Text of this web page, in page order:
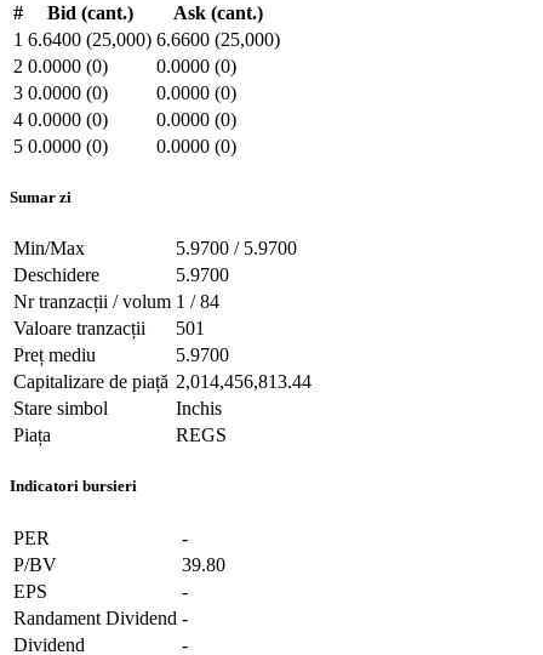
# Bid (cant.)
Ask (cant.)
1 6.6400 (25,000) 6.6600 (25,000)
2 0.0000 (0)
0.0000 (0)
3 0.0000 (0)
0.0000 (0)
4 0.0000 (0)
0.0000 (0)
5 0.0000 (0) 0.0000 (0)
Sumar zi
Min/Max
5.9700 / 5.9700
Deschidere
5.9700
Nr tranzacții / volum 1 / 84
Valoare tranzacții
501
Preț mediu
5.9700
Capitalizare de piață 2,014,456,813.44
Stare simbol
Inchis
Piața
REGS
Indicatori bursieri
PER
-
P/BV
39.80
EPS
-
Randament Dividend -
Dividend
-